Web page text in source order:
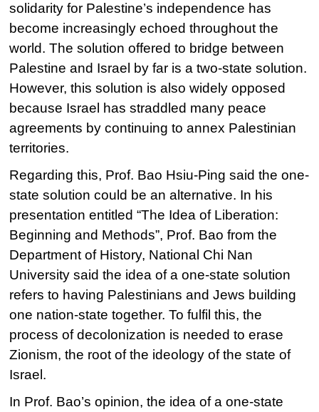
solidarity for Palestine’s independence has
become increasingly echoed throughout the
world. The solution offered to bridge between
Palestine and Israel by far is a two-state solution.
However, this solution is also widely opposed
because Israel has straddled many peace
agreements by continuing to annex Palestinian
territories.
Regarding this, Prof. Bao Hsiu-Ping said the one-
state solution could be an alternative. In his
presentation entitled “The Idea of Liberation:
Beginning and Methods”, Prof. Bao from the
Department of History, National Chi Nan
University said the idea of a one-state solution
refers to having Palestinians and Jews building
one nation-state together. To fulfil this, the
process of decolonization is needed to erase
Zionism, the root of the ideology of the state of
Israel.
In Prof. Bao’s opinion, the idea of a one-state